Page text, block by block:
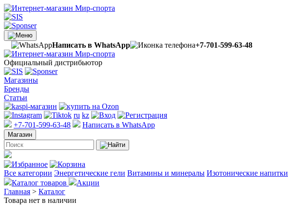
Написать в WhatsApp +7-701-599-63-48
Официальный дистрибьютор
Магазины
Бренды
Статьи
ru kz
+7-701-599-63-48
Написать в WhatsApp
Магазин
Все категории Энергетические гели Витамины и минералы Изотонические напитки
Каталог товаров
Акции
Главная > Каталог
Товара нет в наличии